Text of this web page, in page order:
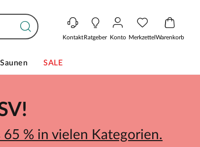
KontaktRatgeber Konto MerkzettelWarenkorb
Saunen SALE
65 % in vielen Kategorien.